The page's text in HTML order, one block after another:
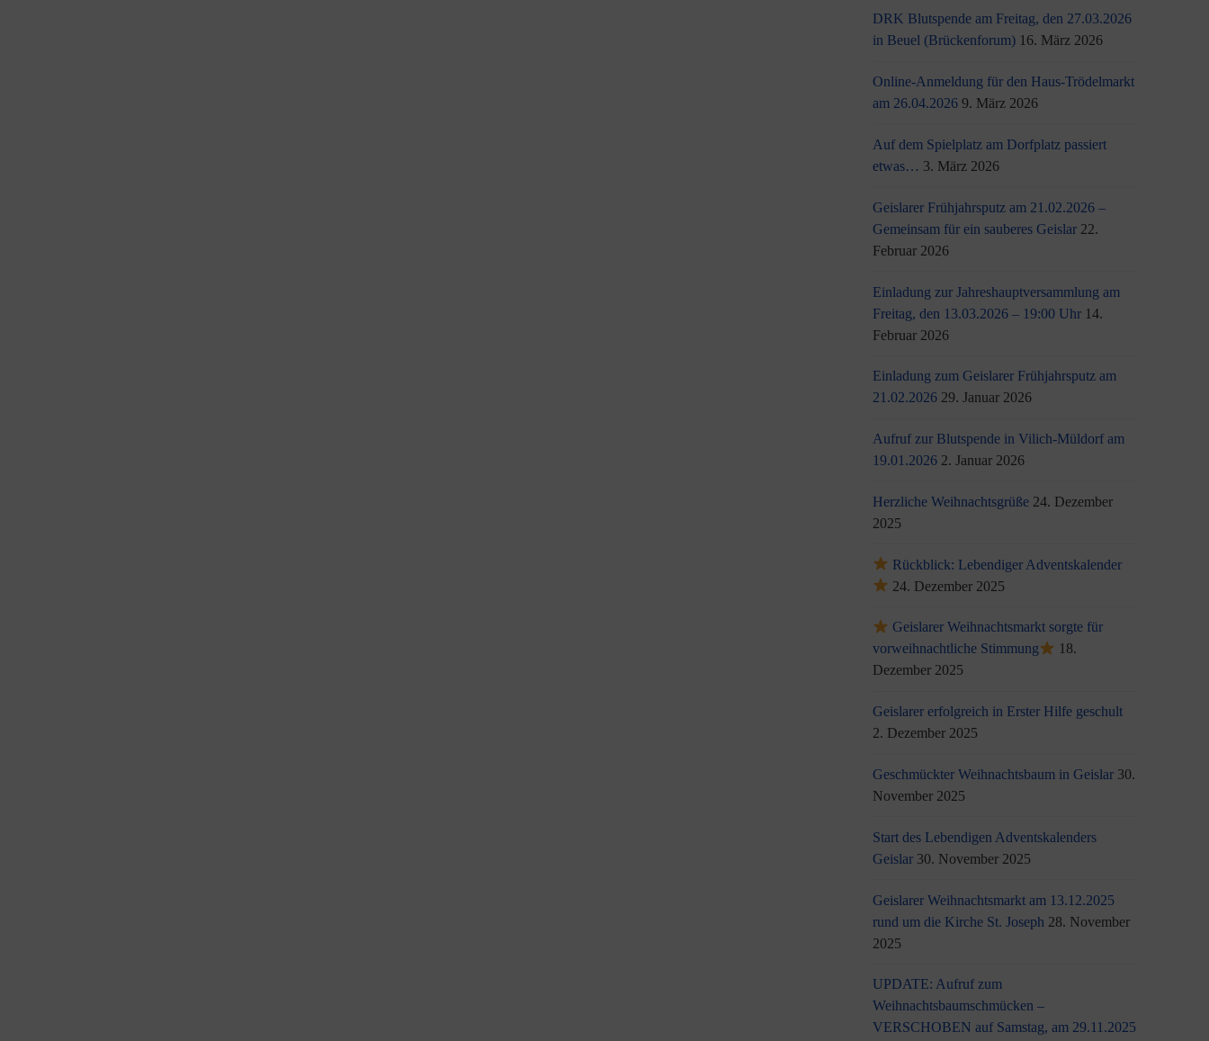
DRK Blutspende am Freitag, den 27.03.2026
in Beuel (Brückenforum) 16. März 2026
Online-Anmeldung für den Haus-Trödelmarkt
am 26.04.2026 9. März 2026
Auf dem Spielplatz am Dorfplatz passiert
etwas… 3. März 2026
Geislarer Frühjahrsputz am 21.02.2026 –
Gemeinsam für ein sauberes Geislar 22.
Februar 2026
Einladung zur Jahreshauptversammlung am
Freitag, den 13.03.2026 – 19:00 Uhr 14.
Februar 2026
Einladung zum Geislarer Frühjahrsputz am
21.02.2026 29. Januar 2026
Aufruf zur Blutspende in Vilich-Müldorf am
19.01.2026 2. Januar 2026
Herzliche Weihnachtsgrüße 24. Dezember
2025
Rückblick: Lebendiger Adventskalender
24. Dezember 2025
Geislarer Weihnachtsmarkt sorgte für
vorweihnachtliche Stimmung
18.
Dezember 2025
Geislarer erfolgreich in Erster Hilfe geschult
2. Dezember 2025
Geschmückter Weihnachtsbaum in Geislar 30.
November 2025
Start des Lebendigen Adventskalenders
Geislar 30. November 2025
Geislarer Weihnachtsmarkt am 13.12.2025
rund um die Kirche St. Joseph 28. November
2025
UPDATE: Aufruf zum
Weihnachtsbaumschmücken –
VERSCHOBEN auf Samstag, am 29.11.2025